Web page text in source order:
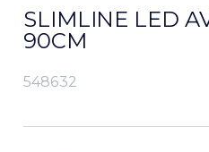
SLIMLINE LED
90CM
548632